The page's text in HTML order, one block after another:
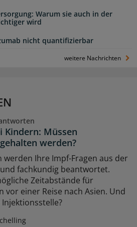
Warum sie auch in der
wird
nicht quantifizierbar
weitere Nachrichten
Kindern: Müssen
werden?
werden Ihre Impf-Fragen aus der
fachkundig beantwortet.
Zeitabstände für
vor einer Reise nach Asien. Und